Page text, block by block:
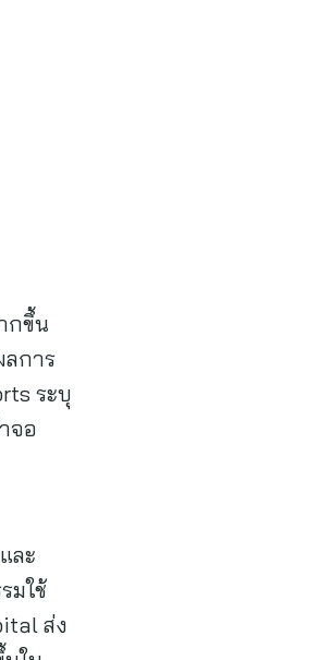
กขึ้น
การ
ระบุ
จอ
ละ
มใช้
ส่ง